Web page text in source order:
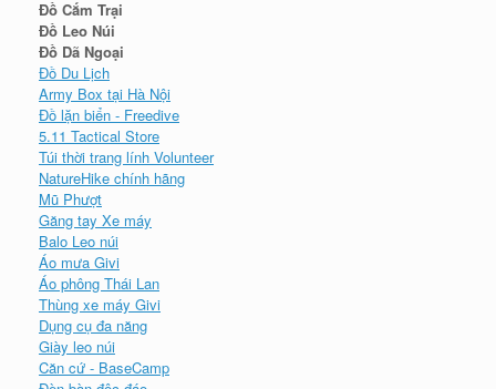
Đồ Cắm Trại
Đồ Leo Núi
Đồ Dã Ngoại
Đồ Du Lịch
Army Box tại Hà Nội
Đồ lặn biển - Freedive
5.11 Tactical Store
Túi thời trang lính Volunteer
NatureHike chính hãng
Mũ Phượt
Găng tay Xe máy
Balo Leo núi
Áo mưa Givi
Áo phông Thái Lan
Thùng xe máy Givi
Dụng cụ đa năng
Giày leo núi
Căn cứ - BaseCamp